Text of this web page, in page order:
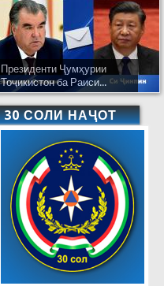
Президенти Ҷумҳурии
Тоҷикистон ба Раиси...
30 СОЛИ НАҶОТ